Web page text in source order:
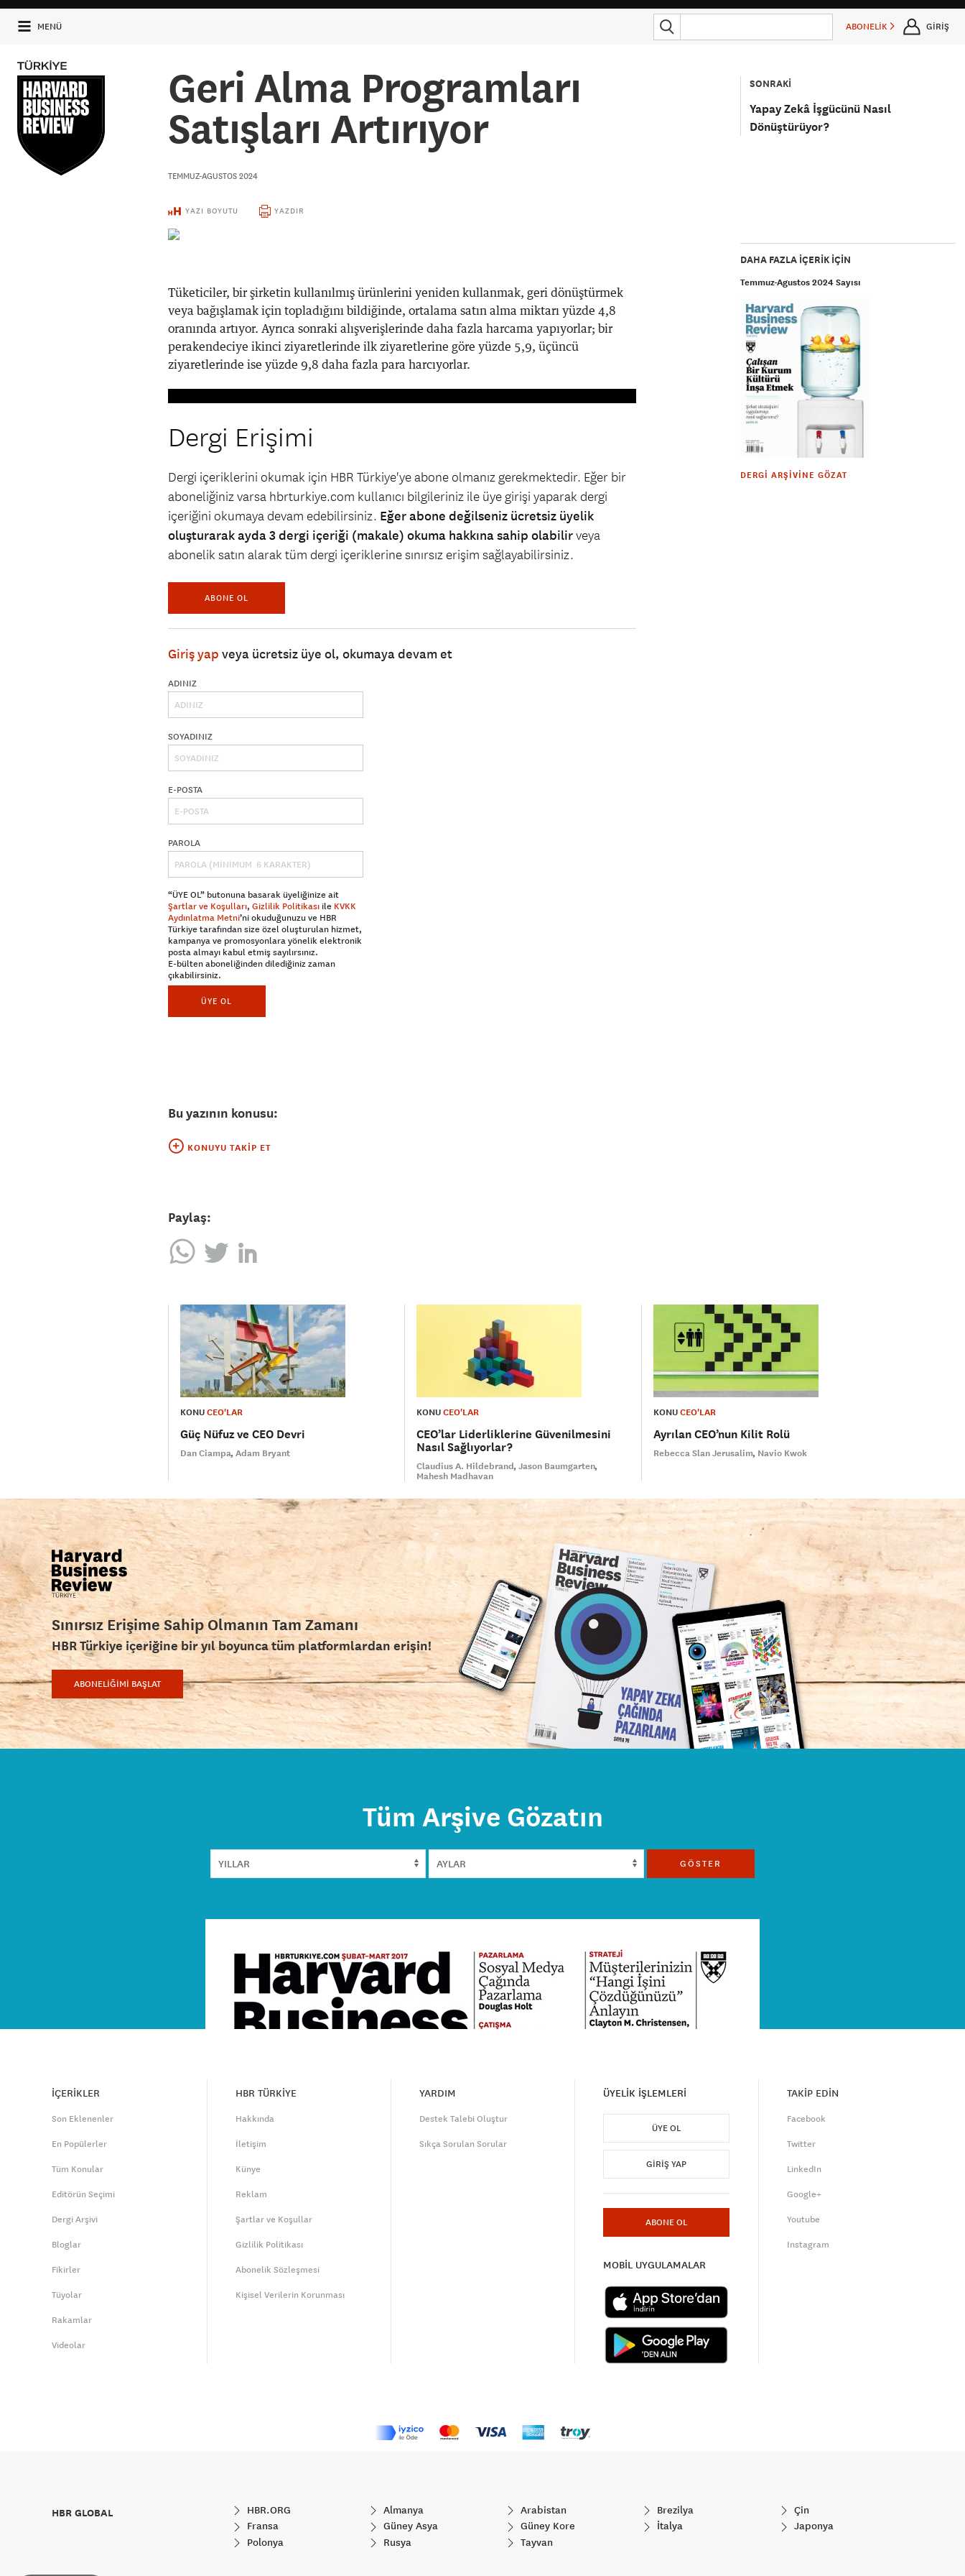
MENÜ ABONELİK GİRİŞ
SONRAKİ
Yapay Zekâ İşgücünü Nasıl
Dönüştürüyor?
Geri Alma Programları
Satışları Artırıyor
TEMMUZ-AGUSTOS 2024
YAZI BOYUTU YAZDIR
DAHA FAZLA IÇERIK IÇIN
Temmuz-Agustos 2024 Sayısı
DERGI ARŞIVINE GÖZAT
Tüketiciler, bir şirketin kullanılmış ürünlerini yeniden kullanmak, geri dönüştürmek
veya bağışlamak için topladığını bildiğinde, ortalama satın alma miktarı yüzde 4,8
oranında artıyor. Ayrıca sonraki alışverişlerinde daha fazla harcama yapıyorlar; bir
perakendeciye ikinci ziyaretlerinde ilk ziyaretlerine göre yüzde 5,9, üçüncü
ziyaretlerinde ise yüzde 9,8 daha fazla para harcıyorlar.
Dergi Erişimi
Dergi içeriklerini okumak için HBR Türkiye'ye abone olmanız gerekmektedir. Eğer bir
aboneliğiniz varsa hbrturkiye.com kullanıcı bilgileriniz ile üye girişi yaparak dergi
içeriğini okumaya devam edebilirsiniz. Eğer abone değilseniz ücretsiz üyelik
oluşturarak ayda 3 dergi içeriği (makale) okuma hakkına sahip olabilirveya
abonelik satın alarak tüm dergi içeriklerine sınırsız erişim sağlayabilirsiniz.
ABONE OL
Giriş yap veya ücretsiz üye ol, okumaya devam et
ADINIZ
SOYADINIZ
E-POSTA
PAROLA
“ÜYE OL” butonuna basarak üyeliğinize ait
Şartlar ve Koşulları, Gizlilik Politikası ile KVKK
Aydınlatma Metni’ni okuduğunuzu ve HBR
Türkiye tarafından size özel oluşturulan hizmet,
kampanya ve promosyonlara yönelik elektronik
posta almayı kabul etmiş sayılırsınız.
E-bülten aboneliğinden dilediğiniz zaman
çıkabilirsiniz.
ÜYE OL
Bu yazının konusu:
KONUYU TAKIP ET
Paylaş:
KONUCEO'LAR
Güç Nüfuz ve CEO Devri
Dan Ciampa Adam Bryant
KONUCEO'LAR
CEO’lar Liderliklerine Güvenilmesini
Nasıl Sağlıyorlar?
Claudius A. Hildebrand Jason Baumgarten
Mahesh Madhavan
KONUCEO'LAR
Ayrılan CEO’nun Kilit Rolü
Rebecca Slan Jerusalim Navio Kwok
Sınırsız Erişime Sahip Olmanın Tam Zamanı
HBR Türkiye içeriğine bir yıl boyunca tüm platformlardan erişin!
ABONELİĞİMİ BAŞLAT
Tüm Arşive Gözatın
GÖSTER
İÇERİKLER
Son Eklenenler
En Popülerler
Tüm Konular
Editörün Seçimi
Dergi Arşivi
Bloglar
Fikirler
Tüyolar
Rakamlar
Videolar
HBR TÜRKİYE
Hakkında
İletişim
Künye
Reklam
Şartlar ve Koşullar
Gizlilik Politikası
Abonelik Sözleşmesi
Kişisel Verilerin Korunması
YARDIM
Destek Talebi Oluştur
Sıkça Sorulan Sorular
ÜYELİK İŞLEMLERİ
ÜYE OL
GIRIŞ YAP
ABONE OL
MOBİL UYGULAMALAR
TAKİP EDİN
Facebook
Twitter
LinkedIn
Google+
Youtube
Instagram
HBR GLOBAL HBR.ORG Almanya Arabistan Brezilya
Çin
Fransa
Güney Asya Güney Kore İtalya
Japonya
Polonya
Rusya Tayvan